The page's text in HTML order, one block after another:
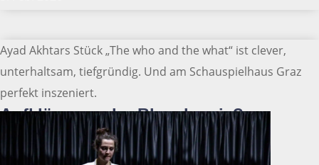
Aufklärung oder Blasphemie?
Ayad Akhtars Stück „The who and the what“ ist clever,
unterhaltsam, tiefgründig. Und am Schauspielhaus Graz
perfekt inszeniert.